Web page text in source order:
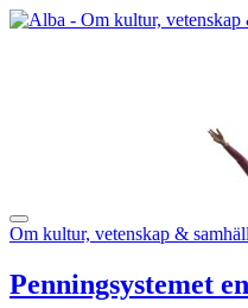
Om kultur, vetenskap &
Penningsystemet